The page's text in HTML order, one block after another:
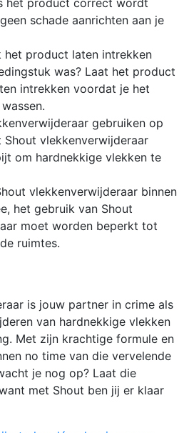
schade aanrichten aan je
het product laten intrekken
was? Laat het product
intrekken voordat je het
gebruiken op
vlekkenverwijderaar
om hardnekkige vlekken te
vlekkenverwijderaar binnen
het gebruik van Shout
moet worden beperkt tot
ruimtes.
is jouw partner in crime als
van hardnekkige vlekken
Met zijn krachtige formule en
no time van die vervelende
je nog op? Laat die
met Shout ben jij er klaar